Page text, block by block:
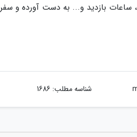
ساعات بازدید و... به دست آورده و سفر
شناسه مطلب: 1686